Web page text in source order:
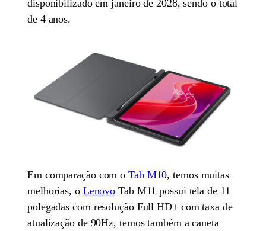
disponibilizado em janeiro de 2028, sendo o total
de 4 anos.
Em comparação com oTab M10, temos muitas
melhorias, o Lenovo Tab M11 possui tela de 11
polegadas com resolução Full HD+ com taxa de
atualização de 90Hz, temos também a caneta